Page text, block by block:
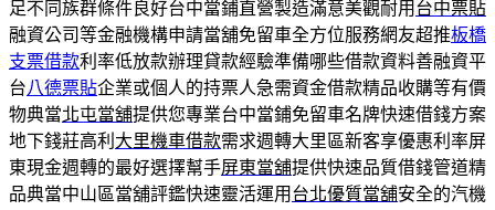
足不同族群條件良好台中當鋪直營製造滿意美觀耐用 台中票貼
融資公司等金融機構申請當舖免留車全方位服務網友超推板橋
支票借款利率低放款辦理貸款經驗準備哪些借款資料善融資平
台八德票貼企業或個人的持票人急需資金借款精品收購等有價
物典當北屯當舖提供您專業台中當鋪免留車名牌快速借錢方案
地下錢莊高利 大里機車借款需求週轉大里區新客享優惠利率屏
東現金週轉的最好選擇幫手屏東當舖提供快速品質借錢管道精
品典當中山區當舖評鑑快速靈活運用 台北優質當舖安全的汽機